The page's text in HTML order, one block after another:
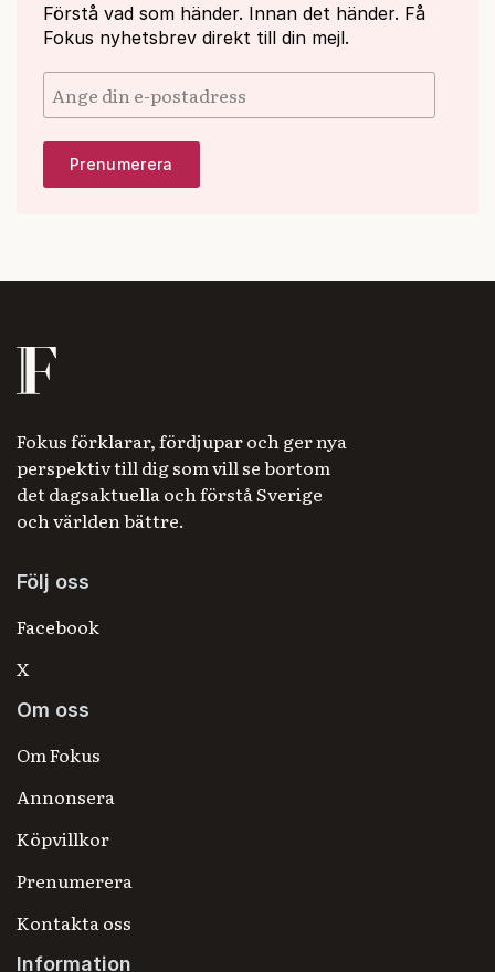
Förstå vad som händer. Innan det händer. Få
Fokus nyhetsbrev direkt till din mejl.
Fokus förklarar, fördjupar och ger nya
perspektiv till dig som vill se bortom
det dagsaktuella och förstå Sverige
och världen bättre.
Följ oss
Facebook
X
Om oss
Om Fokus
Annonsera
Köpvillkor
Prenumerera
Kontakta oss
Information